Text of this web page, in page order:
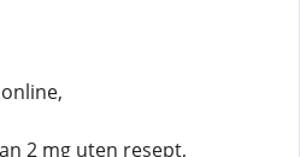
2 mg uten resept,